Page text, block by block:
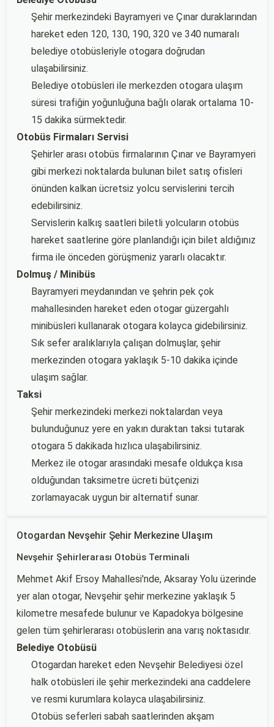
Şehir merkezindeki Bayramyeri ve Çınar duraklarından
hareket eden 120, 130, 190, 320 ve 340 numaralı
belediye otobüsleriyle otogara doğrudan
ulaşabilirsiniz.
Belediye otobüsleri ile merkezden otogara ulaşım
süresi trafiğin yoğunluğuna bağlı olarak ortalama 10-
15 dakika sürmektedir.
Otobüs Firmaları Servisi
Şehirler arası otobüs firmalarının Çınar ve Bayramyeri
gibi merkezi noktalarda bulunan bilet satış ofisleri
önünden kalkan ücretsiz yolcu servislerini tercih
edebilirsiniz.
Servislerin kalkış saatleri biletli yolcuların otobüs
hareket saatlerine göre planlandığı için bilet aldığınız
firma ile önceden görüşmeniz yararlı olacaktır.
Dolmuş / Minibüs
Bayramyeri meydanından ve şehrin pek çok
mahallesinden hareket eden otogar güzergahlı
minibüsleri kullanarak otogara kolayca gidebilirsiniz.
Sık sefer aralıklarıyla çalışan dolmuşlar, şehir
merkezinden otogara yaklaşık 5-10 dakika içinde
ulaşım sağlar.
Taksi
Şehir merkezindeki merkezi noktalardan veya
bulunduğunuz yere en yakın duraktan taksi tutarak
otogara 5 dakikada hızlıca ulaşabilirsiniz.
Merkez ile otogar arasındaki mesafe oldukça kısa
olduğundan taksimetre ücreti bütçenizi
zorlamayacak uygun bir alternatif sunar.
Otogardan Nevşehir Şehir Merkezine Ulaşım
Nevşehir Şehirlerarası Otobüs Terminali
Mehmet Akif Ersoy Mahallesi'nde, Aksaray Yolu üzerinde
yer alan otogar, Nevşehir şehir merkezine yaklaşık 5
kilometre mesafede bulunur ve Kapadokya bölgesine
gelen tüm şehirlerarası otobüslerin ana varış noktasıdır.
Belediye Otobüsü
Otogardan hareket eden Nevşehir Belediyesi özel
halk otobüsleri ile şehir merkezindeki ana caddelere
ve resmi kurumlara kolayca ulaşabilirsiniz.
Otobüs seferleri sabah saatlerinden akşam